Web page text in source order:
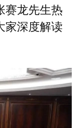
赛龙先生热
家深度解读